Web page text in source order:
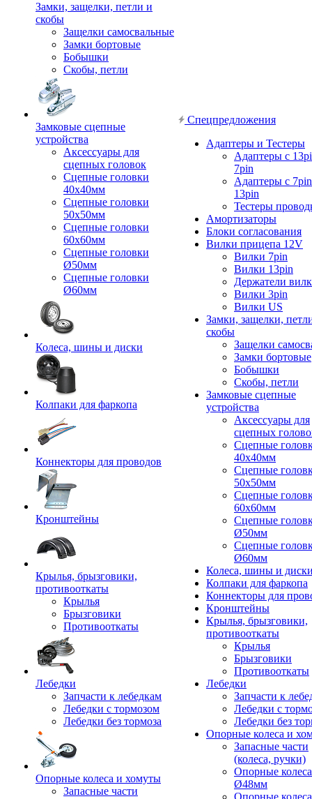
Замки, защелки, петли и
скобы
Защелки самосвальные
Замки бортовые
Бобышки
Скобы, петли
Замковые сцепные
устройства
Аксессуары для
сцепных головок
Сцепные головки
40x40мм
Сцепные головки
50x50мм
Сцепные головки
60x60мм
Сцепные головки
Ø50мм
Сцепные головки
Ø60мм
Колеса, шины и диски
Колпаки для фаркопа
Коннекторы для проводов
Кронштейны
Крылья, брызговики,
противооткаты
Крылья
Брызговики
Противооткаты
Лебедки
Запчасти к лебедкам
Лебедки с тормозом
Лебедки без тормоза
Опорные колеса и хомуты
Запасные части
Спецпредложения
Адаптеры и Тестеры
Адаптеры с
7pin
Адаптеры с
13pin
Тестеры
Амортизаторы
Блоки согласования
Вилки прицепа 12V
Вилки 7pin
Вилки 13pin
Держатели
Вилки 3pin
Вилки US
Замки, защелки,
скобы
Защелки
Замки бортовые
Бобышки
Скобы, петли
Замковые сцепные
устройства
Аксессуары для
сцепных
Сцепные
40x40мм
Сцепные
50x50мм
Сцепные
60x60мм
Сцепные
Ø50мм
Сцепные
Ø60мм
Колеса, шины и
Колпаки для фаркопа
Коннекторы для
Кронштейны
Крылья, брызговики,
противооткаты
Крылья
Брызговики
Противооткаты
Лебедки
Запчасти к
Лебедки с
Лебедки без
Опорные колеса и
Запасные части
(колеса, ручки)
Опорные колеса
Ø48мм
Опорные колеса